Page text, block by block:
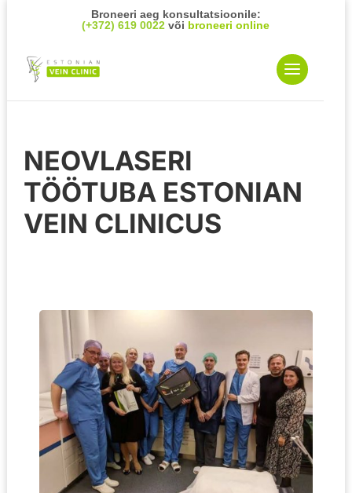
Broneeri aeg konsultatsioonile:
(+372) 619 0022 või broneeri online
NEOVLASERI
TÖÖTUBA ESTONIAN
VEIN CLINICUS